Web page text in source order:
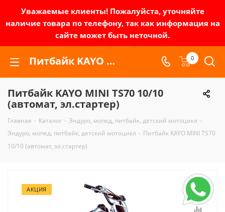
Уважаемые клиенты! Пожалуйста, уточняйте
наличие товара по телефону, так как информация на
сайте может быть неточной.
Питбайк KAYO MINI TS70 10/10 (автомат, эл.стартер) | Зел-мото 0
Питбайк KAYO MINI TS70 10/10
(автомат, эл.стартер)
Главная - Каталог - Эндуро, мопед, питбайк, детский мотоцикл -
Эндуро, мопед, питбайк, детский мотоцикл - Питбайк KAYO MINI TS70
10/10 (автомат, эл.стартер)
АКЦИЯ